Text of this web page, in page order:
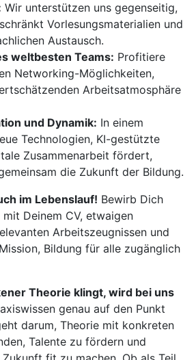
Wir unterstützen uns gegenseitig,
Vorlesungsmaterialien und
Austausch.
weltbesten Teams: Profitiere
Networking-Möglichkeiten,
Arbeitsatmosphäre
und Dynamik: In einem
Technologien, KI-gestützte
Zusammenarbeit fördert,
die Zukunft der Bildung.
im Lebenslauf! Bewirb Dich
Deinem CV, etwaigen
Arbeitszeugnissen und
Bildung für alle zugänglich
Theorie klingt, wird bei uns
genau auf den Punkt
darum, Theorie mit konkreten
Talente zu fördern und